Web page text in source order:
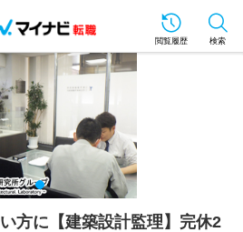
閲覧履歴 検索
方に【建築設計監理】完休2